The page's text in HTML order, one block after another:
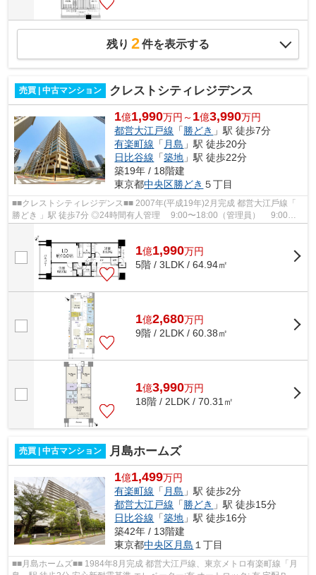
残り 2件を表示する
売買 | 中古マンション クレストシティレジデンス
1億1,990万円～ 1億3,990万円
都営大江戸線 「 勝どき 」駅 徒歩7分
有楽町線 「 月島 」駅 徒歩20分
日比谷線 「築地 」駅 徒歩22分
築19年 / 18階建
東京都中央区勝どき ５丁目
■■クレストシティレジデンス■■ 2007年(平成19年)2⽉完成 都営⼤江⼾線「
勝どき 」駅 徒歩7分 ◎24時間有⼈管理 9:00〜18:00（管理員） 9:00〜
1億1,990万円
5階 / 3LDK / 64.94㎡
1億2,680万円
9階 / 2LDK / 60.38㎡
1億3,990万円
18階 / 2LDK / 70.31㎡
売買 | 中古マンション 月島ホームズ
1億1,499万円
有楽町線 「 月島 」駅 徒歩2分
都営大江戸線 「 勝どき 」駅 徒歩15分
日比谷線 「築地 」駅 徒歩16分
築42年 / 13階建
東京都中央区月島 １丁目
■■月島ホームズ■■ 1984年8月完成 都営大江戸線、東京メトロ有楽町線「月